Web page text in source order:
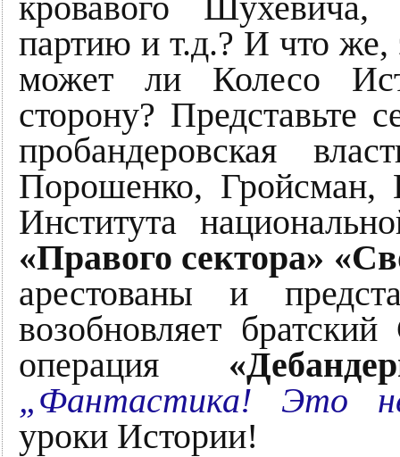
кровавого Шухевича,
партию и т.д.? И что же,
может ли Колесо
сторону? Представьте
пробандеровская
Порошенко, Гройсман,
Института
«Правого сектора»
арестованы и
возобновляет
операция
„Фантастика! Это
уроки Истории!